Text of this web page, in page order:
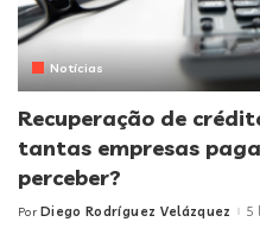
Notícias
Recuperação de
tantas empresas
perceber?
Posted
Por Diego Rodríguez Velázquez 5